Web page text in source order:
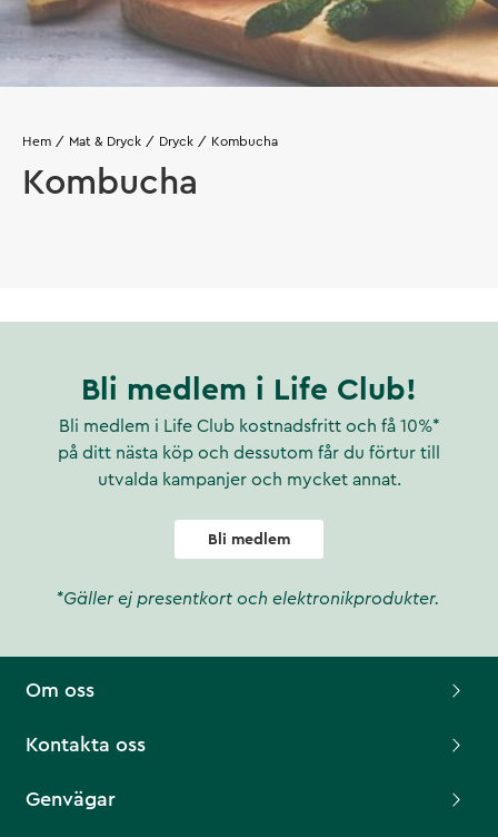
Hem Mat & Dryck Dryck Kombucha
Kombucha
Bli medlem i Life Club!
Bli medlem i Life Club kostnadsfritt och få 10%*
på ditt nästa köp och dessutom får du förtur till
utvalda kampanjer och mycket annat.
Bli medlem
*Gäller ej presentkort och elektronikprodukter.
Om oss
Kontakta oss
Genvägar